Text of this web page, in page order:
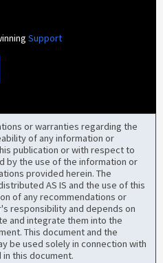
Support
or warranties regarding the
of any information or
publication or with respect to
by the use of the information or
provided herein. The
AS IS and the use of this
of any recommendations or
responsibility and depends on
and integrate them into the
This document and the
be used solely in connection with
this document.